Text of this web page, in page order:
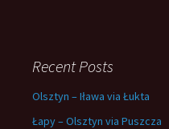
Recent Posts
Olsztyn – Iława via Łukta
Łapy – Olsztyn via Puszcza